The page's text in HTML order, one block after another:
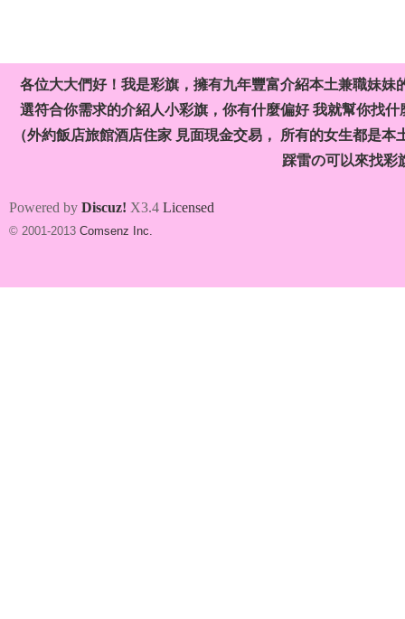
各位大大們好！我是彩旗，擁有九年豐富介紹本土兼職妹
選符合你需求的介紹人小彩旗，你有什麼偏好 我就幫你找
（外約飯店旅館酒店住家 見面現金交易， 所有的女生都是
踩雷の可以來找彩
Powered by Discuz! X3.4 Licensed
© 2001-2013 Comsenz Inc.